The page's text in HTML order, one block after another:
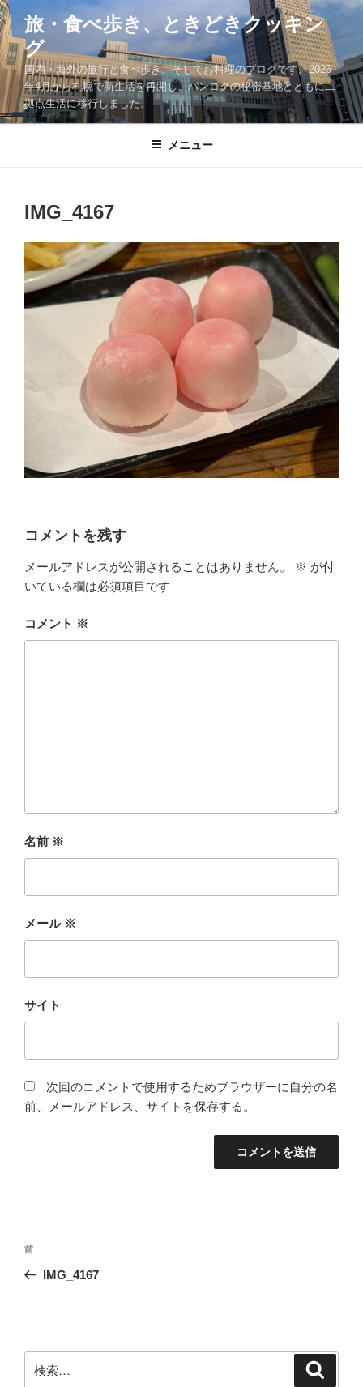
コ
ン
テ
ン
ツ
へ
ス
旅・食べ歩き、ときどきクッキン
グ
国内・海外の旅行と食べ歩き、そしてお料理のブログです。2026
年4月から札幌で新生活を再開し、バンコクの秘密基地とともに二
拠点生活に移行しました。
メニュー
IMG_4167
コメントを残す
メールアドレスが公開されることはありません。 ※ が付
いている欄は必須項目です
コメント ※
名前 ※
メール ※
サイト
次回のコメントで使用するためブラウザーに自分の名
前、メールアドレス、サイトを保存する。
投
ナ
ー
シ
前
の
前
IMG_4167
索: